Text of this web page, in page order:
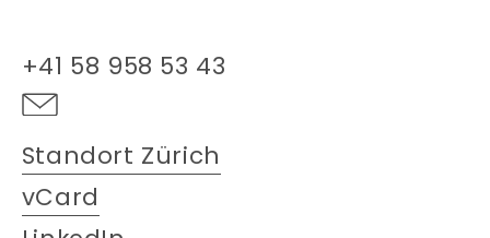
+41 58 958 53 43
Standort Zürich
vCard